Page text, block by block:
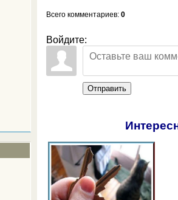
Всего комментариев: 0
Войдите:
Отправить